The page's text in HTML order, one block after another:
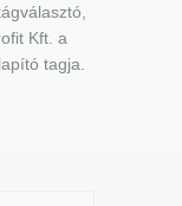
Kft. a
tagja.